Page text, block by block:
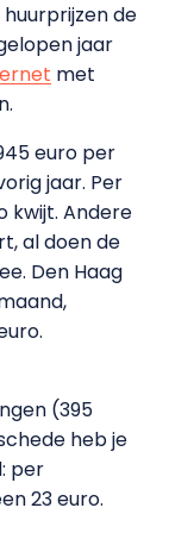
de
jaar
met
euro per
jaar. Per
kwijt. Andere
al doen de
Den Haag
(395
heb je
per
23 euro.